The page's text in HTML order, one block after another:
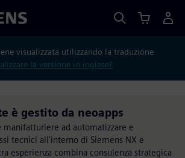
visualizzata utilizzando la traduzione
la versione in inglese?
è gestito da neoapps
manifatturiere ad automatizzare e
tecnici all'interno di Siemens NX e
esperienza combina consulenza strategica